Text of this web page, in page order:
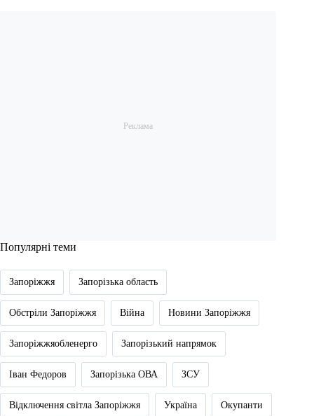
Популярні теми
Запоріжжя Запорізька область
Обстріли Запоріжжя Війна Новини Запоріжжя
Запоріжжяобленерго Запорізький напрямок
Іван Федоров Запорізька ОВА ЗСУ
Відключення світла Запоріжжя Україна Окупанти